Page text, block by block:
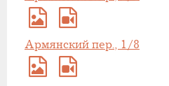
Армянский пер., 1/8